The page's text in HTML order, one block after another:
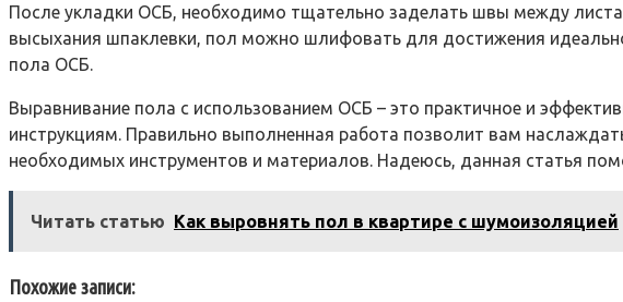
После укладки ОСБ, необходимо тщательно заделать швы между
высыхания шпаклевки, пол можно шлифовать для достижения
пола ОСБ.
Выравнивание пола с использованием ОСБ – это практичное и
инструкциям. Правильно выполненная работа позволит вам
необходимых инструментов и материалов. Надеюсь, данная статья
Читать статью Как выровнять пол в квартире с шумоизоляцией
Похожие записи: